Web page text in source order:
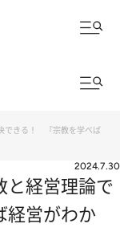
できる！ 『宗教を学べば
2024.7.30
と経営理論で
営がわか